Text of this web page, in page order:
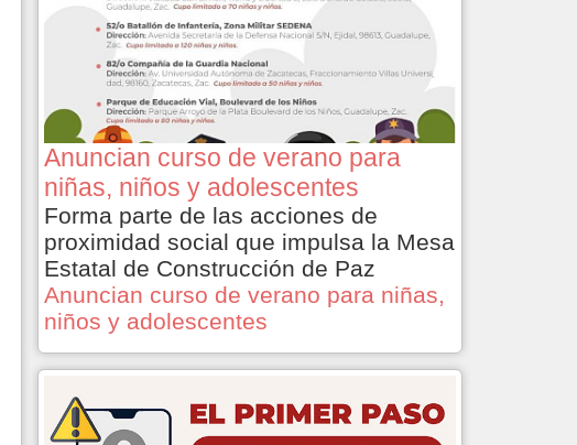
Anuncian curso de verano para
niñas, niños y adolescentes
Forma parte de las acciones de
proximidad social que impulsa la Mesa
Estatal de Construcción de Paz
Anuncian curso de verano para niñas,
niños y adolescentes